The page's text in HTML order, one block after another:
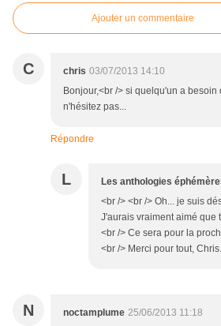
Ajouter un commentaire
C chris 03/07/2013 14:10
Bonjour,<br /> si quelqu'un a besoin
n'hésitez pas...
Répondre
L Les anthologies
<br /> <br /> Oh... je suis
J'aurais vraiment aimé que
<br /> Ce sera pour la
<br /> Merci pour tout,
N noctamplume 25/06/2013 11:18